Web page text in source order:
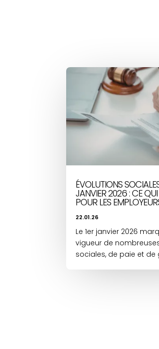
ÉVOLUTIONS
JANVIER 2026 : CE
POUR LES
22.01.26
Le 1er janvier 2026
vigueur de
sociales, de paie et de